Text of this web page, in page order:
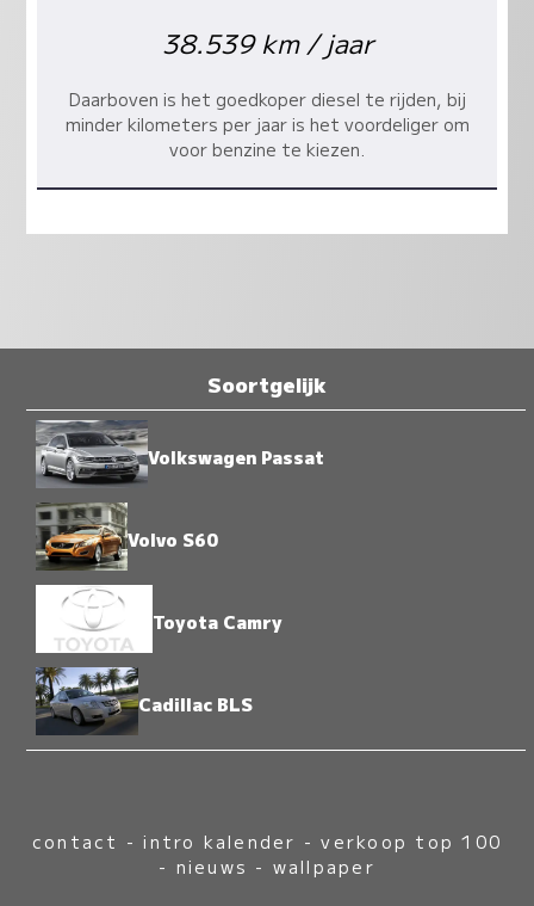
38.539 km / jaar
Daarboven is het goedkoper diesel te rijden, bij
minder kilometers per jaar is het voordeliger om
voor benzine te kiezen.
Soortgelijk
Volkswagen Passat
Volvo S60
Toyota Camry
Cadillac BLS
contact -intro kalender -verkoop top 100
- nieuws - wallpaper